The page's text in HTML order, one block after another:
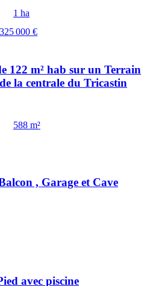
1 ha
325 000 €
122 m² hab sur un Terrain
la centrale du Tricastin
588 m²
, Garage et Cave
avec piscine